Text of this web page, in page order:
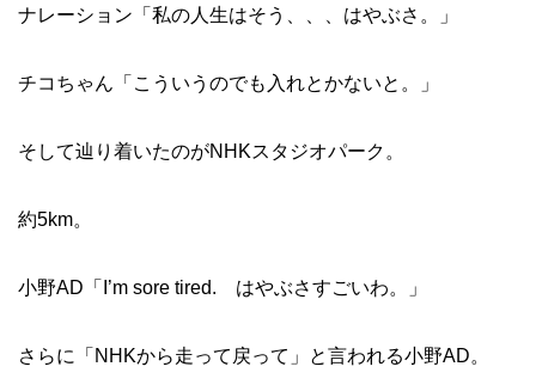
ナレーション「私の人生はそう、、、はやぶさ。」
チコちゃん「こういうのでも入れとかないと。」
そして辿り着いたのがNHKスタジオパーク。
約5km。
小野AD「I’m sore tired. はやぶさすごいわ。」
さらに「NHKから走って戻って」と言われる小野AD。